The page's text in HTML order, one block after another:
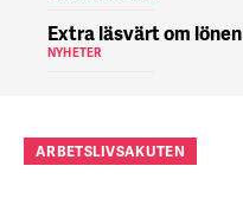
Extra läsvärt om lönen
NYHETER
ARBETSLIVSAKUTEN